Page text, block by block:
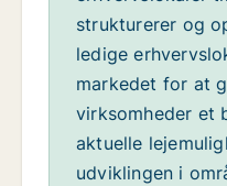
strukturerer og
ledige
markedet for at
virksomheder et
aktuelle
udviklingen i